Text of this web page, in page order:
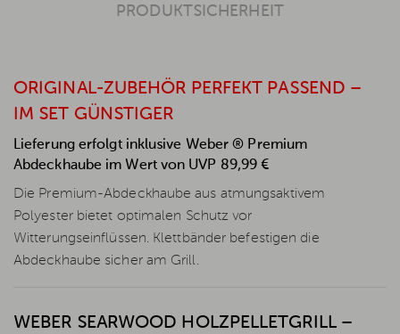
PRODUKTSICHERHEIT
ORIGINAL-ZUBEHÖR PERFEKT PASSEND –
IM SET GÜNSTIGER
Lieferung erfolgt inklusive Weber ® Premium
Abdeckhaube im Wert von UVP 89,99 €
Die Premium-Abdeckhaube aus atmungsaktivem
Polyester bietet optimalen Schutz vor
Witterungseinflüssen. Klettbänder befestigen die
Abdeckhaube sicher am Grill.
WEBER SEARWOOD HOLZPELLETGRILL –